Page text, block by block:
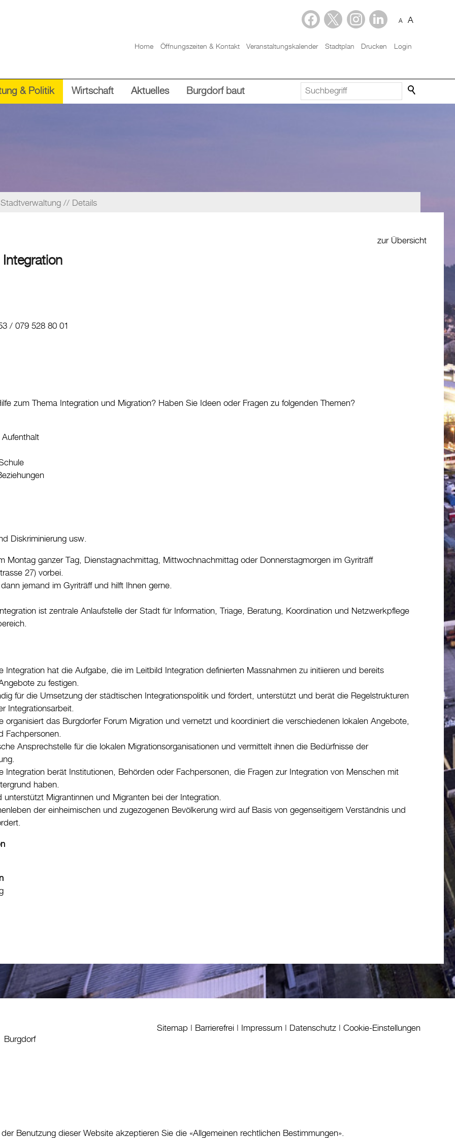
A A
Home Öffnungszeiten & Kontakt Veranstaltungskalender Stadtplan Drucken Login
& Politik Wirtschaft Aktuelles Burgdorf baut
Stadtverwaltung Details
zur Übersicht
/ 079 528 80 01
zum Thema Integration und Migration? Haben Sie Ideen oder Fragen zu folgenden Themen?
Diskriminierung usw.
Montag ganzer Tag, Dienstagnachmittag, Mittwochnachmittag oder Donnerstagmorgen im Gyriträff
27) vorbei.
jemand im Gyriträff und hilft Ihnen gerne.
ist zentrale Anlaufstelle der Stadt für Information, Triage, Beratung, Koordination und Netzwerkpflege
Integration hat die Aufgabe, die im Leitbild Integration definierten Massnahmen zu initiieren und bereits
zu festigen.
für die Umsetzung der städtischen Integrationspolitik und fördert, unterstützt und berät die Regelstrukturen
Integrationsarbeit.
organisiert das Burgdorfer Forum Migration und vernetzt und koordiniert die verschiedenen lokalen Angebote,
Fachpersonen.
Ansprechstelle für die lokalen Migrationsorganisationen und vermittelt ihnen die Bedürfnisse der
Integration berät Institutionen, Behörden oder Fachpersonen, die Fragen zur Integration von Menschen mit
haben.
unterstützt Migrantinnen und Migranten bei der Integration.
der einheimischen und zugezogenen Bevölkerung wird auf Basis von gegenseitigem Verständnis und
Burgdorf
Sitemap Barrierefrei Impressum Datenschutz Cookie-Einstellungen
Benutzung dieser Website akzeptieren Sie die «Allgemeinen rechtlichen Bestimmungen».